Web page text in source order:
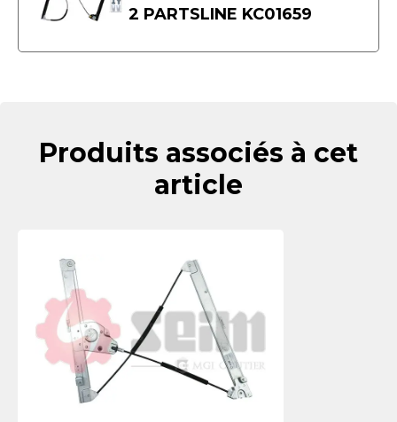
2 PARTSLINE KC01659
Produits associés à cet
article